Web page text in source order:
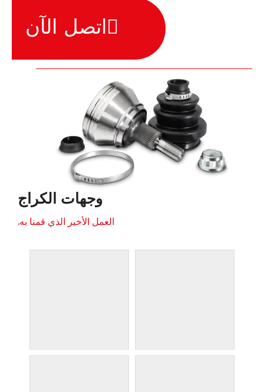
اتصل الآن
وجهات الكراج
العمل الأخير الذي قمنا به.